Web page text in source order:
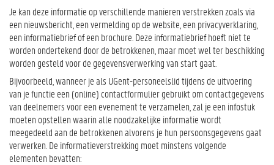
Je kan deze informatie op verschillende manieren verstrekken zoals via
een nieuwsbericht, een vermelding op de website, een privacyverklaring,
een informatiebrief of een brochure. Deze informatiebrief hoeft niet te
worden ondertekend door de betrokkenen, maar moet wel ter beschikking
worden gesteld voor de gegevensverwerking van start gaat.
Bijvoorbeeld, wanneer je als UGent-personeelslid tijdens de uitvoering
van je functie een (online) contactformulier gebruikt om contactgegevens
van deelnemers voor een evenement te verzamelen, zal je een infostuk
moeten opstellen waarin alle noodzakelijke informatie wordt
meegedeeld aan de betrokkenen alvorens je hun persoonsgegevens gaat
verwerken. De informatieverstrekking moet minstens volgende
elementen bevatten: